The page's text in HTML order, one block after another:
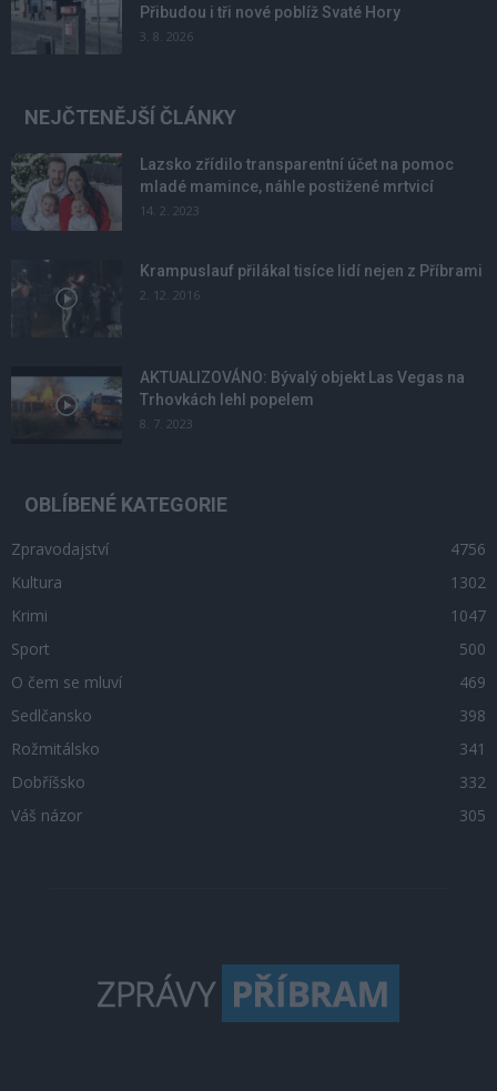
Přibudou i tři nové poblíž Svaté Hory
3. 8. 2026
NEJČTENĚJŠÍ ČLÁNKY
Lazsko zřídilo transparentní účet na pomoc
mladé mamince, náhle postižené mrtvicí
14. 2. 2023
Krampuslauf přilákal tisíce lidí nejen z Příbrami
2. 12. 2016
AKTUALIZOVÁNO: Bývalý objekt Las Vegas na
Trhovkách lehl popelem
8. 7. 2023
OBLÍBENÉ KATEGORIE
Zpravodajství
4756
Kultura
1302
Krimi
1047
Sport
500
O čem se mluví
469
Sedlčansko
398
Rožmitálsko
341
Dobříšsko
332
Váš názor
305